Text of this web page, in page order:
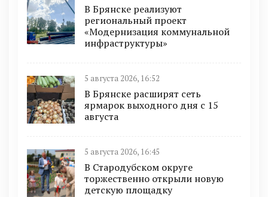
В Брянске реализуют
региональный проект
«Модернизация коммунальной
инфраструктуры»
5 августа 2026, 16:52
В Брянске расширят сеть
ярмарок выходного дня с 15
августа
5 августа 2026, 16:45
В Стародубском округе
торжественно открыли новую
детскую площадку